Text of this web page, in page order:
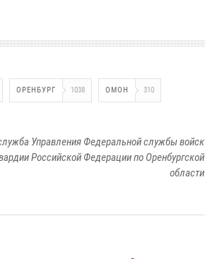
ОРЕНБУРГ 1038 ОМОН 310
Управления Федеральной службы войск
Российской Федерации по Оренбургской
области